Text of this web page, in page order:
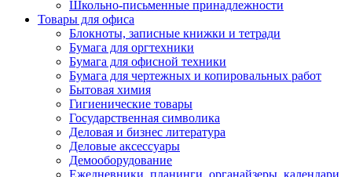
Школьно-письменные принадлежности
Товары для офиса
Блокноты, записные книжки и тетради
Бумага для оргтехники
Бумага для офисной техники
Бумага для чертежных и копировальных работ
Бытовая химия
Гигиенические товары
Государственная символика
Деловая и бизнес литература
Деловые аксессуары
Демооборудование
Ежедневники, планинги, органайзеры, календари